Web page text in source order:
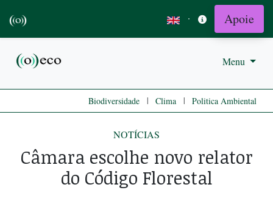
· Apoie
Menu
Biodiversidade | Clima | Politica Ambiental
NOTÍCIAS
Câmara escolhe novo relator
do Código Florestal